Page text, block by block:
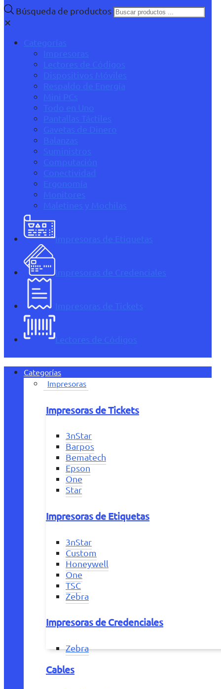
Búsqueda de productos
✕
Categorías
Impresoras
Lectores de Códigos
Dispositivos Móviles
Respaldo de Energía
Mini PCs
Todo en Uno
Pantallas Táctiles
Gavetas de Dinero
Balanzas
Suministros
Computación
Conectividad
Ergonomía
Monitores
Maletines y Mochilas
Impresoras de Etiquetas
Impresoras de Credenciales
Impresoras de Tickets
Lectores de Códigos
Categorías
Impresoras
Impresoras de Tickets
3nStar
Barpos
Bematech
Epson
One
Star
Impresoras de Etiquetas
3nStar
Custom
Honeywell
One
TSC
Zebra
Impresoras de Credenciales
Zebra
Cables